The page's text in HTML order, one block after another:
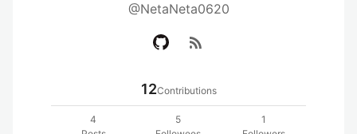
@NetaNeta0620
rss_feed
12Contributions
4
5
1